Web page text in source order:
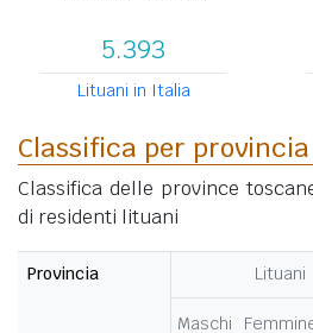
5.393
Lituani in Italia
Classifica per provincia
Classifica delle province
di residenti lituani
Provincia Lituani
Maschi